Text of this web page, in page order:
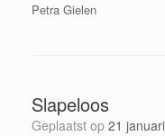
Petra Gielen
Slapeloos
Geplaatst op 21